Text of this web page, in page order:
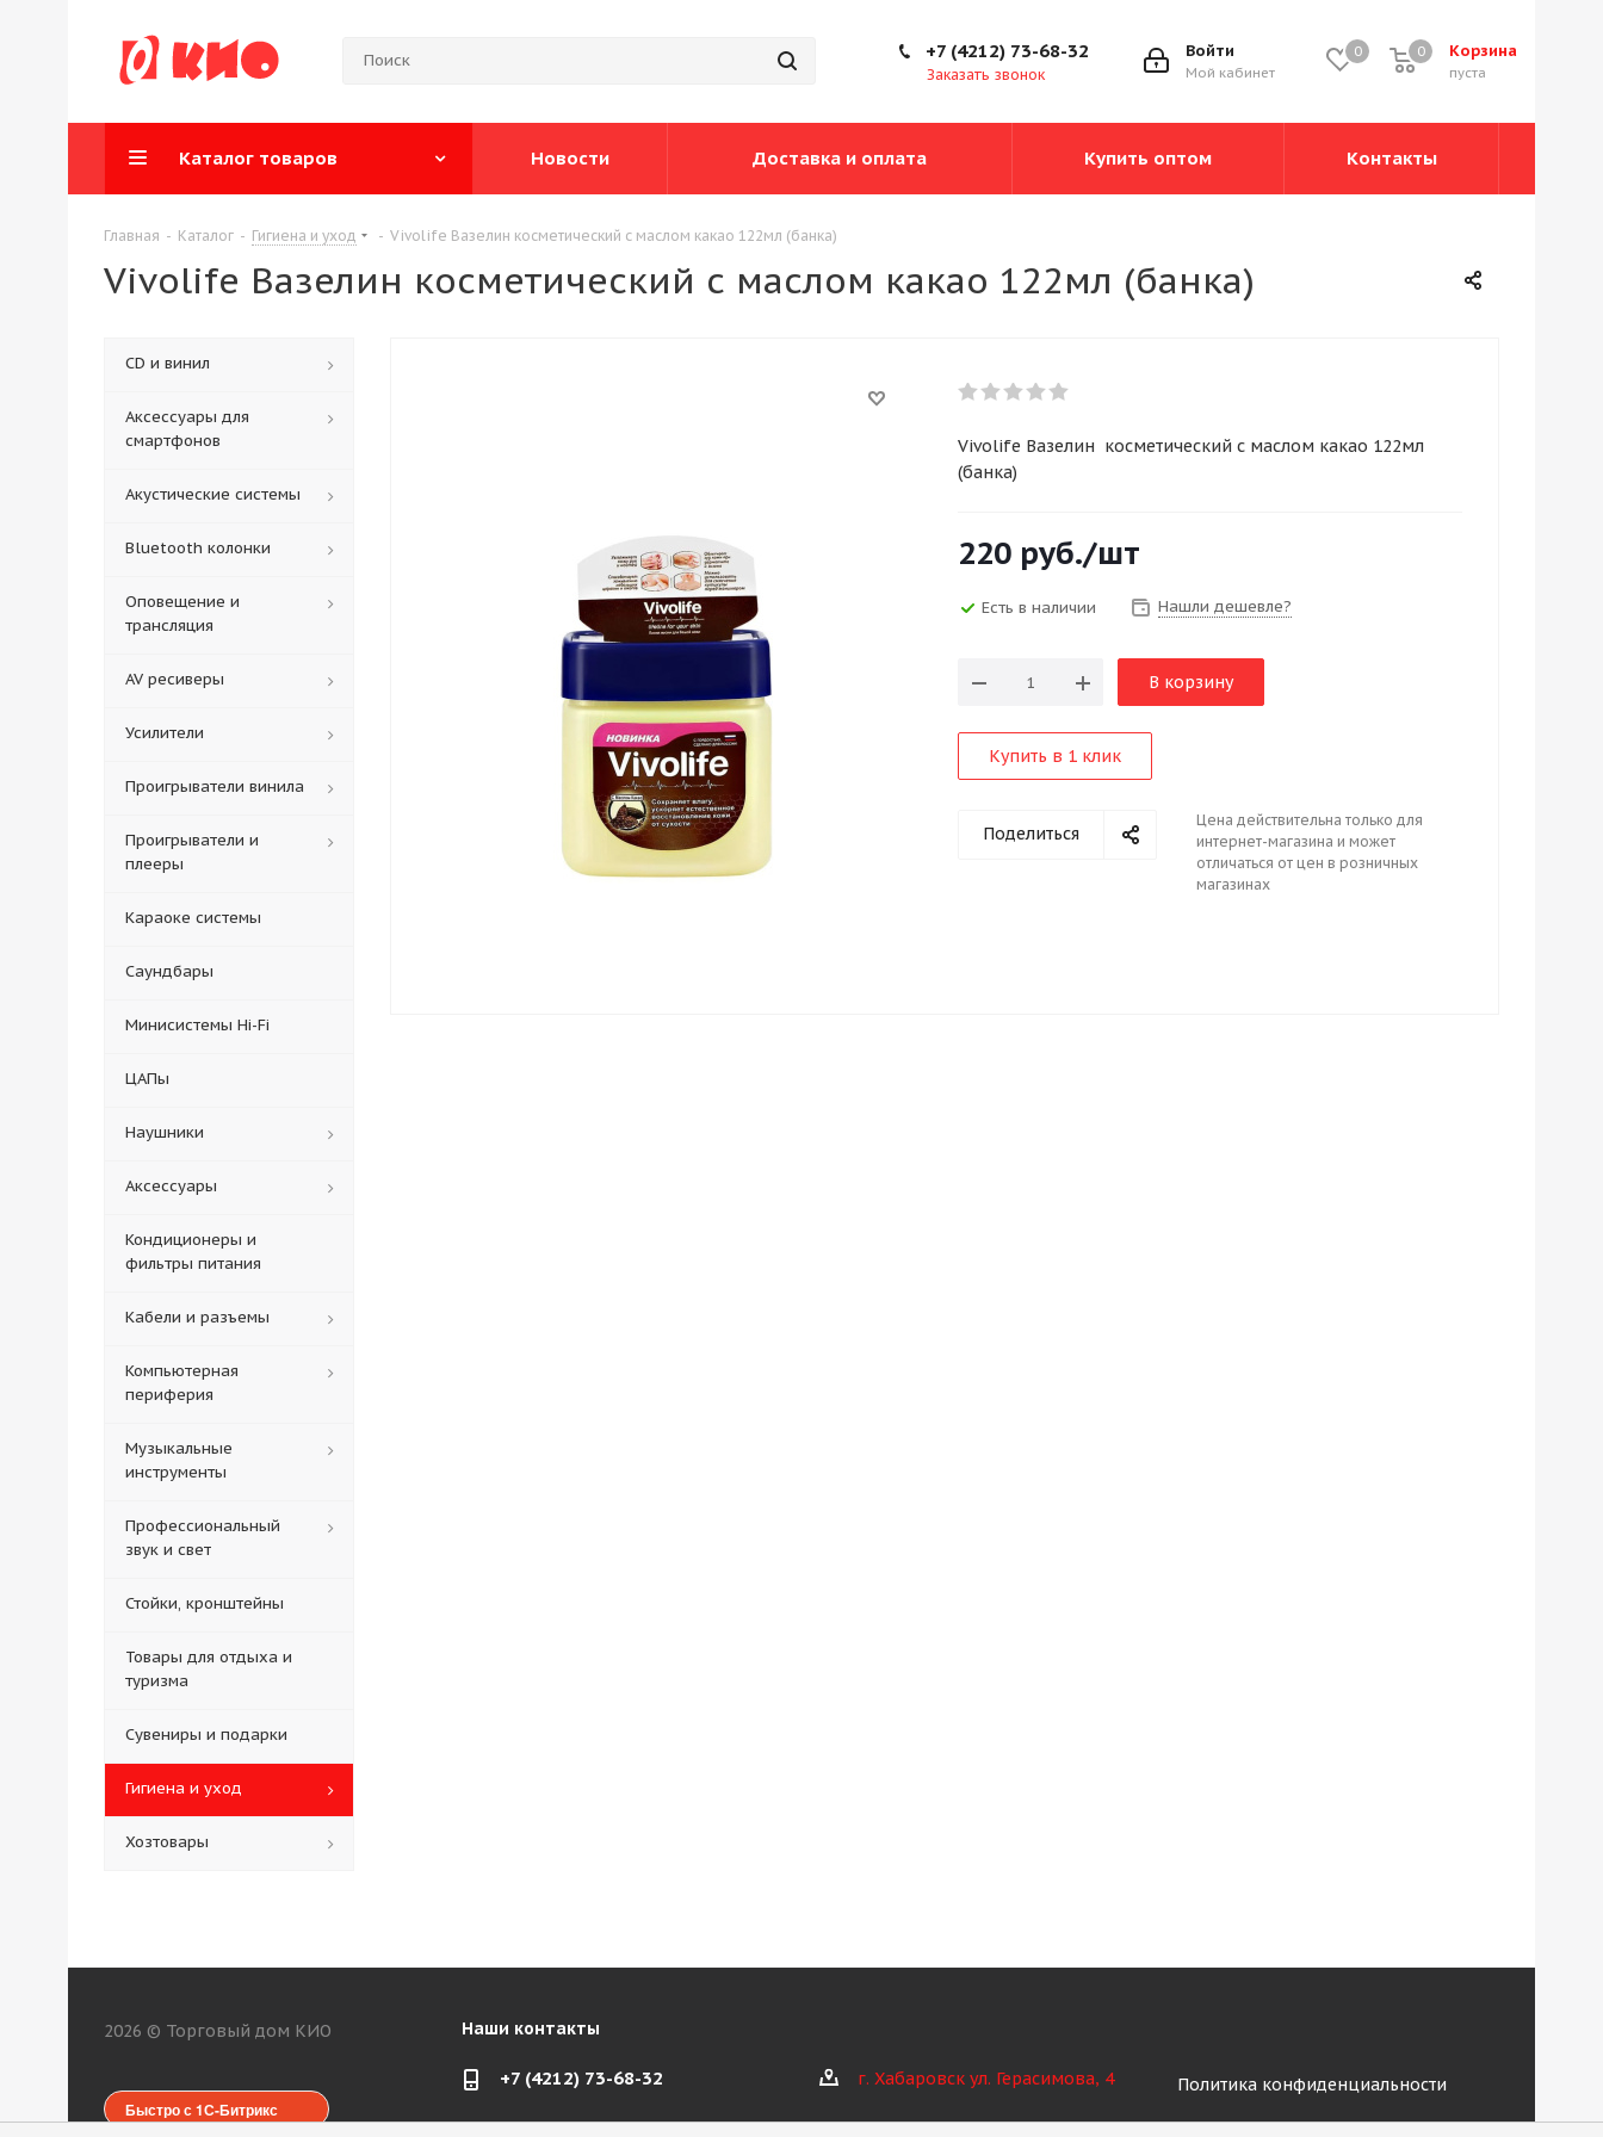
0 Корзина
0
пуста
0
Войти
Мой кабинет
+7 (4212) 73-68-32
Заказать звонок
Каталог товаров Новости Доставка и оплата Купить оптом Контакты
Главная - Каталог - Гигиена и уход - Vivolife Вазелин косметический с маслом какао 122мл (банка)
Vivolife Вазелин косметический с маслом какао 122мл (банка)
Vivolife Вазелин косметический с маслом какао 122мл
(банка)
220 руб./шт
Есть в наличии Нашли дешевле?
В корзину
Купить в 1 клик
Поделиться
Цена действительна только для
интернет-магазина и может
отличаться от цен в розничных
магазинах
CD и винил
Аксессуары для
смартфонов
Акустические системы
Bluetooth колонки
Оповещение и
трансляция
AV ресиверы
Усилители
Проигрыватели винила
Проигрыватели и
плееры
Караоке системы
Саундбары
Минисистемы Hi-Fi
ЦАПы
Наушники
Аксессуары
Кондиционеры и
фильтры питания
Кабели и разъемы
Компьютерная
периферия
Музыкальные
инструменты
Профессиональный
звук и свет
Стойки, кронштейны
Товары для отдыха и
туризма
Сувениры и подарки
Гигиена и уход
Хозтовары
2026 © Торговый дом КИО
Быстро с 1С-Битрикс
Наши контакты
+7 (4212) 73-68-32 г. Хабаровск ул. Герасимова, 4 Политика конфиденциальности